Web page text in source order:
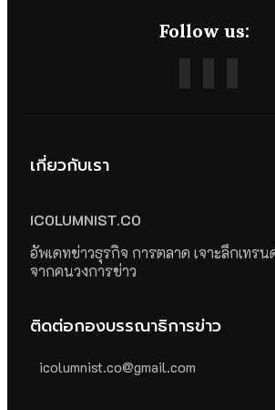
Follow us:
เกี่ยวกับเรา
ICOLUMNIST.CO
อัพเดทข่าวธุรกิจ การตลาด เจาะลึกเทร
จากคนวงการข่าว
ติดต่อกองบรรณาธิการข่าว
icolumnist.co@gmail.com